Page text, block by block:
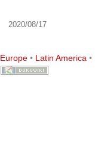
2020/08/17
Europe• Latin America •